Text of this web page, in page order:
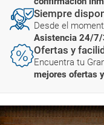
Siempre
Desde el
Asistencia 24/
Ofertas y
Encuentra tu
mejores ofertas